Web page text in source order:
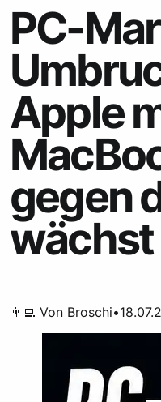
PC-
Apple
gegen
wächst
👨‍💻 Von Broschi•